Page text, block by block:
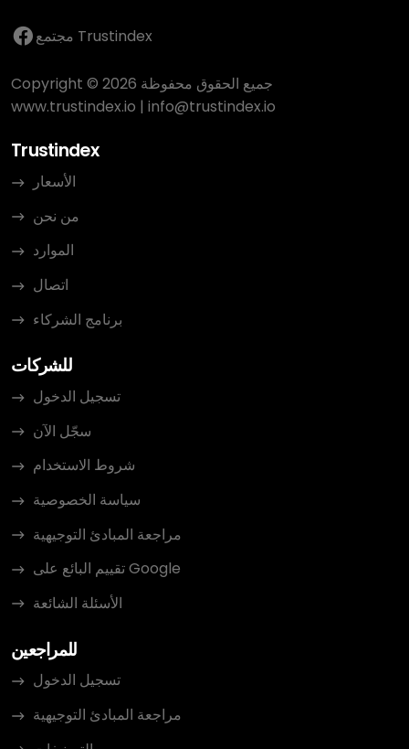
مجتمع Trustindex
Copyright © 2026 جميع الحقوق محفوظة
www.trustindex.io | info@trustindex.io
Trustindex
الأسعار
من نحن
الموارد
اتصال
برنامج الشركاء
للشركات
تسجيل الدخول
سجّل الآن
شروط الاستخدام
سياسة الخصوصية
مراجعة المبادئ التوجيهية
تقييم البائع على Google
الأسئلة الشائعة
للمراجعين
تسجيل الدخول
مراجعة المبادئ التوجيهية